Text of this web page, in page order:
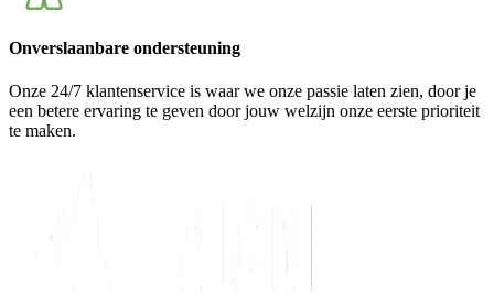
Onverslaanbare ondersteuning
Onze 24/7 klantenservice is waar we onze passie laten zien, door je
een betere ervaring te geven door jouw welzijn onze eerste prioriteit
te maken.